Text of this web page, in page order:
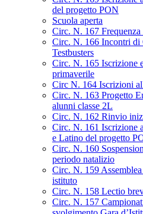
del progetto PON
Scuola aperta
Circ. N. 167 Frequenza
Circ. N. 166 Incontri di
Testbusters
Circ. N. 165 Iscrizione
primaverile
Circ N. 164 Iscrizioni
Circ. N. 163 Progetto
alunni classe 2L
Circ. N. 162 Rinvio
Circ. N. 161 Iscrizione
e Latino del progetto
Circ. N. 160
periodo natalizio
Circ. N. 159
istituto
Circ. N. 158 Lectio
Circ. N. 157